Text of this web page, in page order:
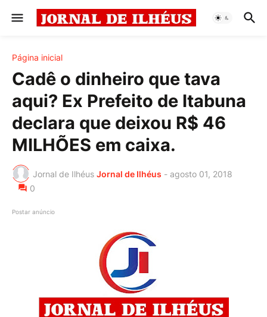
Página inicial
Cadê o dinheiro que tava
aqui? Ex Prefeito de Itabuna
declara que deixou R$ 46
MILHÕES em caixa.
Jornal de Ilhéus Jornal de Ilhéus - agosto 01, 2018
0
Postar anúncio